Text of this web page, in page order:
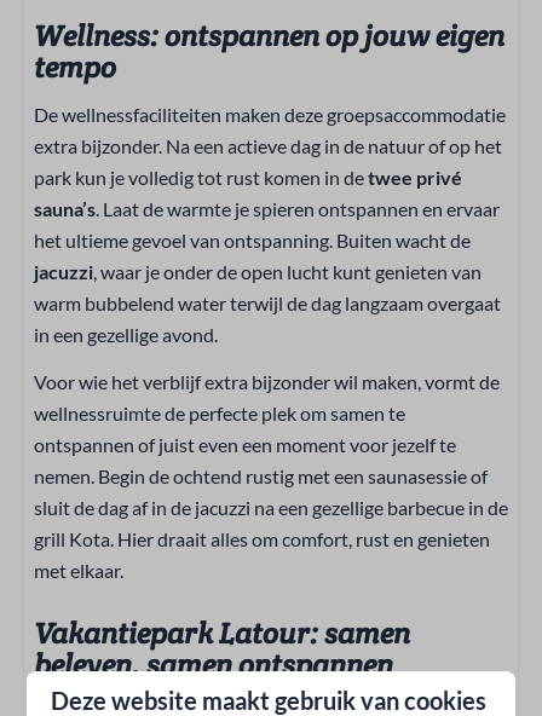
Badkamer
Douche
Inclusief handdoeken
Veiligheid
Rookmelder
Brandblusser
Ligging
Vrijstaand
Slaapkamer
Bedlinnen inbegrepen
Eenpersoonsbed: 4
Twee éénpersoonsbedden
Airco in slaapkamer
Wellness: ontspannen op jouw eigen
tempo
De wellnessfaciliteiten maken deze groepsaccommodatie
extra bijzonder. Na een actieve dag in de natuur of op het
park kun je volledig tot rust komen in detwee privé
sauna’s. Laat de warmte je spieren ontspannen en ervaar
het ultieme gevoel van ontspanning. Buiten wacht de
jacuzzi, waar je onder de open lucht kunt genieten van
warm bubbelend water terwijl de dag langzaam overgaat
in een gezellige avond.
Voor wie het verblijf extra bijzonder wil maken, vormt de
wellnessruimte de perfecte plek om samen te
ontspannen of juist even een moment voor jezelf te
nemen. Begin de ochtend rustig met een saunasessie of
sluit de dag af in de jacuzzi na een gezellige barbecue in de
grill Kota. Hier draait alles om comfort, rust en genieten
met elkaar.
Vakantiepark Latour: samen
beleven, samen ontspannen
Deze website maakt gebruik van cookies